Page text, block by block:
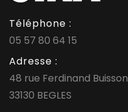
Téléphone :
05 57 80 64 15
Adresse :
48 rue Ferdinand Buisson
33130 BEGLES